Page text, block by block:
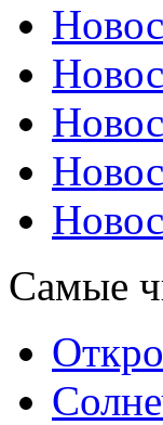
Самые